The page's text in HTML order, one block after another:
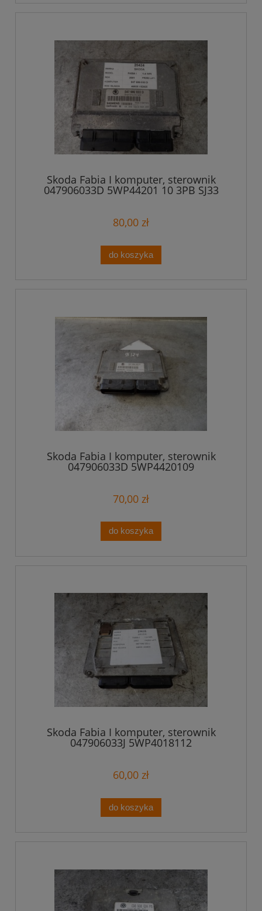
Skoda Fabia I komputer, sterownik
047906033D 5WP44201 10 3PB SJ33
80,00 zł
do koszyka
Skoda Fabia I komputer, sterownik
047906033D 5WP4420109
70,00 zł
do koszyka
Skoda Fabia I komputer, sterownik
047906033J 5WP4018112
60,00 zł
do koszyka